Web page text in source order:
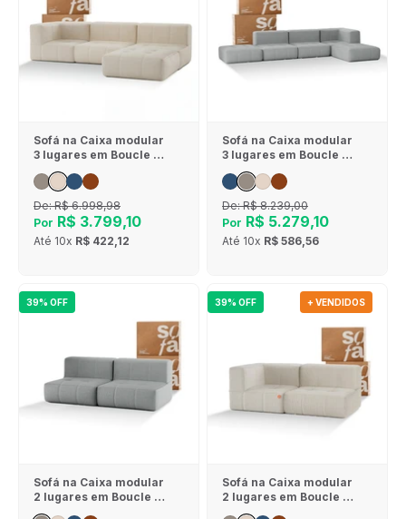
Sofá na Caixa modular
3 lugares em Boucle - 1
Braço com Chaise -
Linho
De:R$ 6.998,98
Por R$ 3.799,10
Até 10x R$ 422,12
Sofá na Caixa modular
3 lugares em Boucle - 1
Braço com 2 Chaises -
Cinza
De:R$ 8.239,00
Por R$ 5.279,10
Até 10x R$ 586,56
39% OFF
Sofá na Caixa modular
2 lugares em Boucle -
Sem braço - Cinza
39% OFF + VENDIDOS
Sofá na Caixa modular
2 lugares em Boucle - 1